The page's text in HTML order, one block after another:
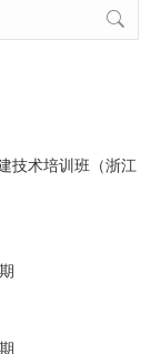
技术培训班（浙江